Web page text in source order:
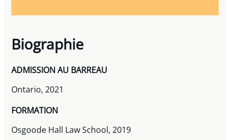
Biographie
ADMISSION AU BARREAU
Ontario, 2021
FORMATION
Osgoode Hall Law School, 2019